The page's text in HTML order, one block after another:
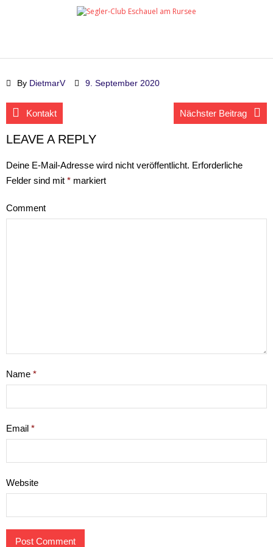
Startseite
Anfahrt
Dickschiffregatta
Kontakt
Impressum
By DietmarV 9. September 2020
Kontakt Nächster Beitrag
LEAVE A REPLY
Deine E-Mail-Adresse wird nicht veröffentlicht. Erforderliche
Felder sind mit * markiert
Comment
Name *
Email *
Website